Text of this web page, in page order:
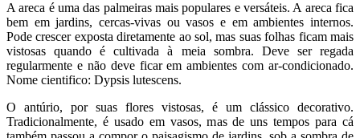
A areca é uma das palmeiras mais populares e versáteis. A areca fica
bem em jardins, cercas-vivas ou vasos e em ambientes internos.
Pode crescer exposta diretamente ao sol, mas suas folhas ficam mais
vistosas quando é cultivada à meia sombra. Deve ser regada
regularmente e não deve ficar em ambientes com ar-condicionado.
Nome cientifico: Dypsis lutescens.
O antúrio, por suas flores vistosas, é um clássico decorativo.
Tradicionalmente, é usado em vasos, mas de uns tempos para cá